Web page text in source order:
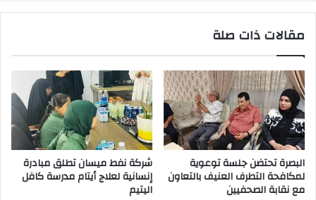
مقالات ذات صلة
البصرة تحتضن جلسة توعوية
لمكافحة التطرف العنيف بالتعاون
مع نقابة الصحفيين
شركة نفط ميسان تطلق مبادرة
إنسانية لعلاج أيتام مدرسة كافل
اليتيم